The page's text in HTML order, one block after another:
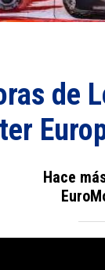
de
Hace